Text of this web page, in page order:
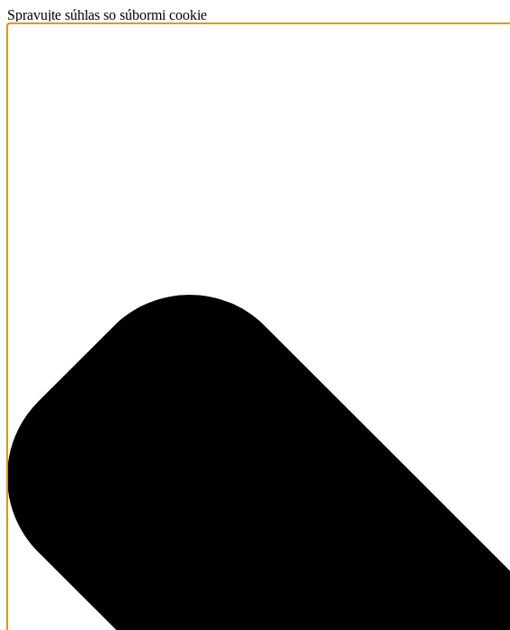
Spravujte súhlas so súbormi cookie